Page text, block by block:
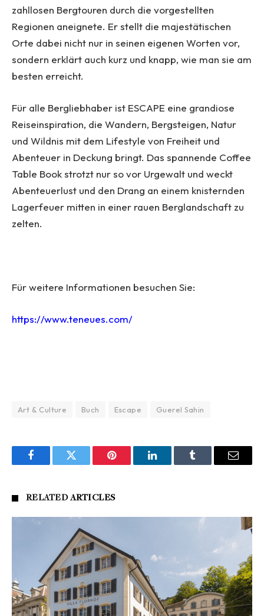
zahllosen Bergtouren durch die vorgestellten
Regionen aneignete. Er stellt die majestätischen
Orte dabei nicht nur in seinen eigenen Worten vor,
sondern erklärt auch kurz und knapp, wie man sie am
besten erreicht.
Für alle Bergliebhaber ist ESCAPE eine grandiose
Reiseinspiration, die Wandern, Bergsteigen, Natur
und Wildnis mit dem Lifestyle von Freiheit und
Abenteuer in Deckung bringt. Das spannende Coffee
Table Book strotzt nur so vor Urgewalt und weckt
Abenteuerlust und den Drang an einem knisternden
Lagerfeuer mitten in einer rauen Berglandschaft zu
zelten.
Für weitere Informationen besuchen Sie:
https://www.teneues.com/
Art & Culture Buch Escape Guerel Sahin
FacebookTwitter Pinterest LinkedInTumblr Email
RELATEDARTICLES